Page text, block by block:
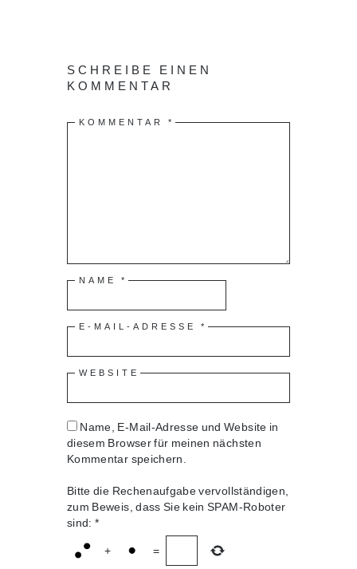
SCHREIBE EINEN
KOMMENTAR
KOMMENTAR *
NAME *
E-MAIL-ADRESSE *
WEBSITE
Name, E-Mail-Adresse und Website in
diesem Browser für meinen nächsten
Kommentar speichern.
Bitte die Rechenaufgabe vervollständigen,
zum Beweis, dass Sie kein SPAM-Roboter
sind: *
+ =